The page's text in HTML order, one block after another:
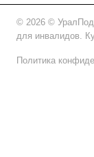
© 2026 ©
для инвалидов.
Политика